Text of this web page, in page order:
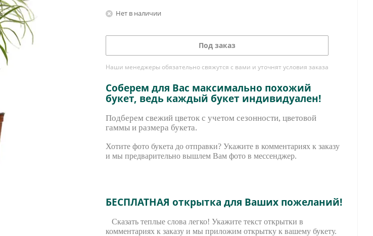
Нет в наличии
Под заказ
Наши менеджеры обязательно свяжутся с вами и уточнят условия заказа
Соберем для Вас максимально похожий
букет, ведь каждый букет индивидуален!
Подберем свежий цветок с учетом сезонности, цветовой
гаммы и размера букета.
Хотите фото букета до отправки? Укажите в комментариях к заказу
и мы предварительно вышлем Вам фото в мессенджер.
БЕСПЛАТНАЯ открытка для Ваших пожеланий!
Сказать теплые слова легко! Укажите текст открытки в
комментариях к заказу и мы приложим открытку к вашему букету.